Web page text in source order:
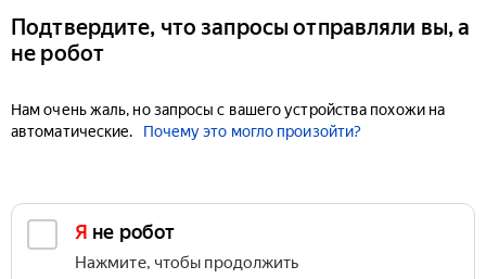
Подтвердите, что запросы отправляли вы, а
не робот
Нам очень жаль, но запросы с вашего устройства похожи на
автоматические.
Почему это могло произойти?
Я не робот
Нажмите, чтобы продолжить